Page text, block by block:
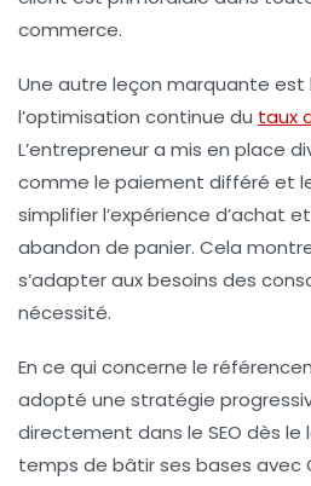
commerce.
Une autre leçon marquante est
l’optimisation continue du taux
L’entrepreneur a mis en place
comme le paiement différé et
simplifier l’expérience d’achat
abandon de panier. Cela
s’adapter aux besoins des
nécessité.
En ce qui concerne le
adopté une stratégie
directement dans le SEO dès le
temps de bâtir ses bases avec